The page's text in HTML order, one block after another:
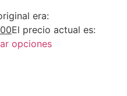
era:
El precio actual es:
opciones